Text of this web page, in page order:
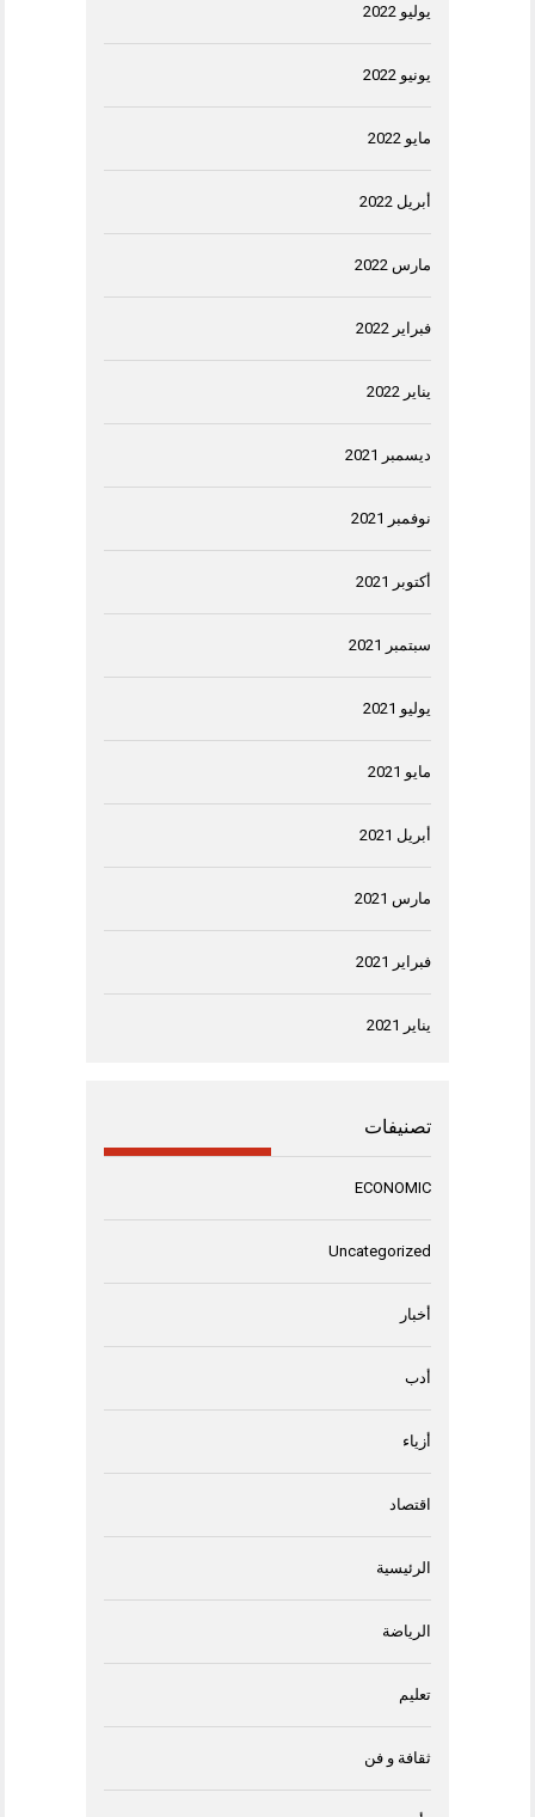
يوليو 2022
يونيو 2022
مايو 2022
أبريل 2022
مارس 2022
فبراير 2022
يناير 2022
ديسمبر 2021
نوفمبر 2021
أكتوبر 2021
سبتمبر 2021
يوليو 2021
مايو 2021
أبريل 2021
مارس 2021
فبراير 2021
يناير 2021
تصنيفات
ECONOMIC
Uncategorized
أخبار
أدب
أزياء
اقتصاد
الرئيسية
الرياضة
تعليم
ثقافة و فن